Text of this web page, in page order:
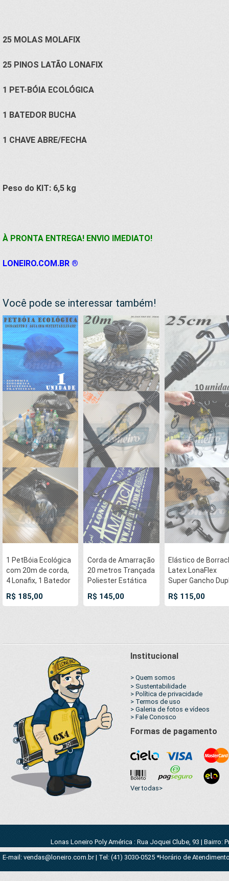
25 MOLAS MOLAFIX
25 PINOS LATÃO LONAFIX
1 PET-BÓIA ECOLÓGICA
1 BATEDOR BUCHA
1 CHAVE ABRE/FECHA
Peso do KIT: 6,5 kg
À PRONTA ENTREGA! ENVIO IMEDIATO!
LONEIRO.COM.BR ®
Você pode se interessar também!
1 PetBóia Ecológica
com 20m de corda,
4 Lonafix, 1 Batedor
LonaFlex 20cm (
R$ 185,00
Corda de Amarração
20 metros Trançada
Poliester Estática
de ruptura de 1500
R$ 145,00
Elástico de
Latex LonaFlex
Super Gancho
10 pcs cor preto
R$ 115,00
Institucional
> Quem somos
> Sustentabilidade
> Política de privacidade
> Termos de uso
> Galeria de fotos e vídeos
> Fale Conosco
Formas de pagamento
Ver todas>
Lonas Loneiro Poly América : Rua Joquei Clube, 93 | Bairro:
E-mail: vendas@loneiro.com.br | Tel: (41) 3030-0525 *Horário de